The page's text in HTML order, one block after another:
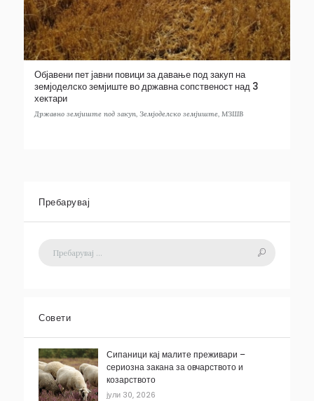
Објавени пет јавни повици за давање под закуп на
земјоделско земјиште во државна сопственост над 3
хектари
Државно земјиште под закуп, Земјоделско земјиште, МЗШВ
Пребарувај
Совети
Сипаници кај малите преживари –
сериозна закана за овчарството и
козарството
јули 30, 2026